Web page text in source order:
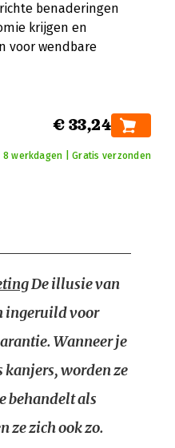
benaderingen
krijgen en
voor wendbare
€ 33,24
8 werkdagen | Gratis verzonden
De illusie van
ingeruild voor
Wanneer je
kanjers, worden ze
behandelt als
ze zich ook zo.